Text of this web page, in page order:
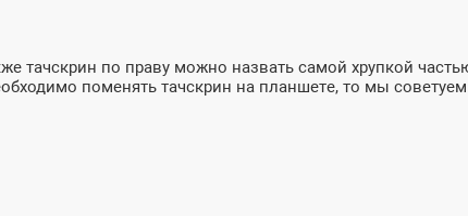
тачскрин по праву можно назвать самой хрупкой
поменять тачскрин на планшете, то мы